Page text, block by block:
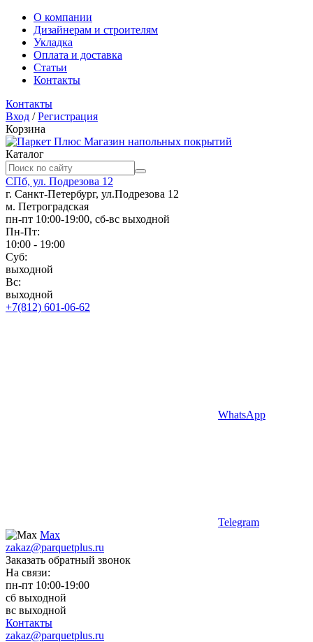
О компании
Дизайнерам и строителям
Укладка
Оплата и доставка
Статьи
Контакты
Контакты
Вход /Регистрация
Корзина
Магазин напольных покрытий
Каталог
СПб, ул. Подрезова 12
г. Санкт-Петербург, ул.Подрезова 12
м. Петроградская
пн-пт 10:00-19:00, сб-вс выходной
Пн-Пт:
10:00 - 19:00
Суб:
выходной
Вс:
выходной
+7(812) 601-06-62
WhatsApp
Telegram
Max
zakaz@parquetplus.ru
Заказать обратный звонок
На связи:
пн-пт 10:00-19:00
сб выходной
вс выходной
Контакты
zakaz@parquetplus.ru